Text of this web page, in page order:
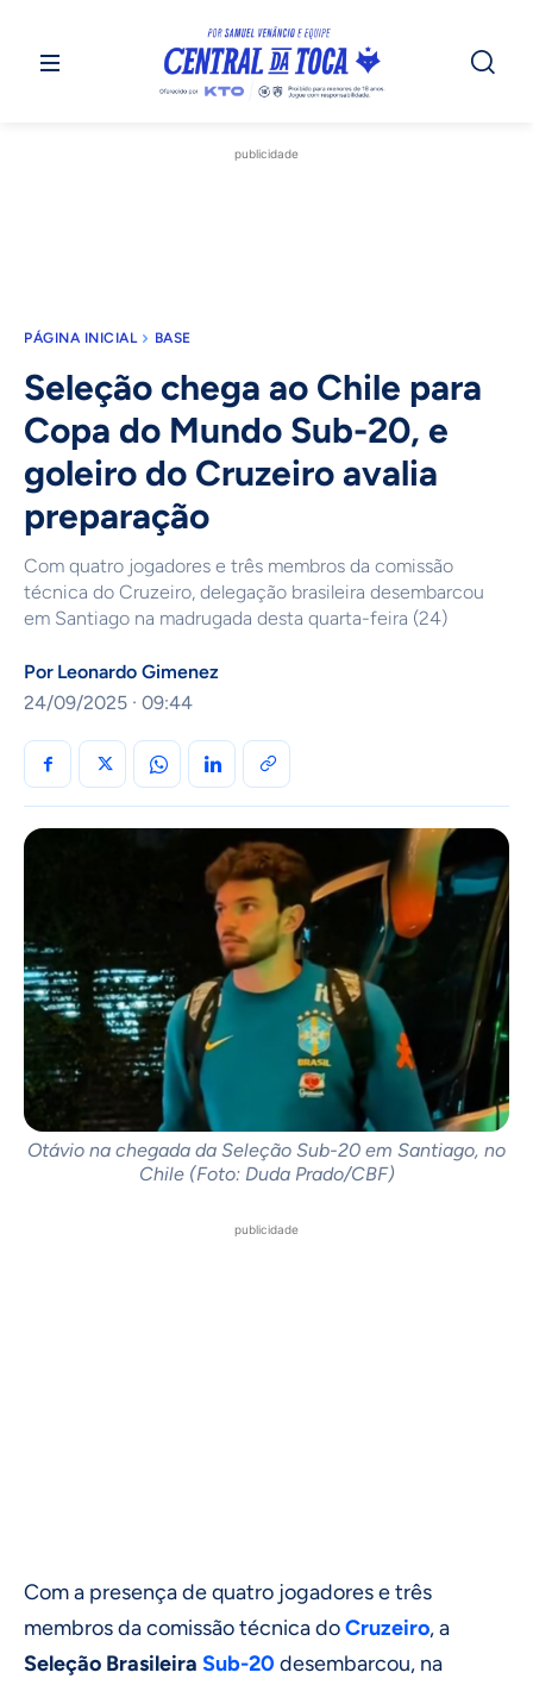
publicidade
PÁGINA INICIAL BASE
Seleção chega ao Chile para
Copa do Mundo Sub-20, e
goleiro do Cruzeiro avalia
preparação
Com quatro jogadores e três membros da comissão
técnica do Cruzeiro, delegação brasileira desembarcou
em Santiago na madrugada desta quarta-feira (24)
Por Leonardo Gimenez
24/09/2025 · 09:44
Otávio na chegada da Seleção Sub-20 em Santiago, no
Chile (Foto: Duda Prado/CBF)
publicidade
Com a presença de quatro jogadores e três
membros da comissão técnica doCruzeiro, a
Seleção Brasileira Sub-20 desembarcou, na